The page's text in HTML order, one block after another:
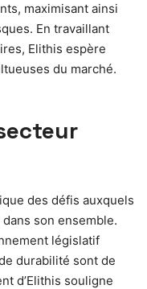
maximisant ainsi
En travaillant
Elithis espère
du marché.
des défis auxquels
son ensemble.
législatif
durabilité sont de
d’Elithis souligne